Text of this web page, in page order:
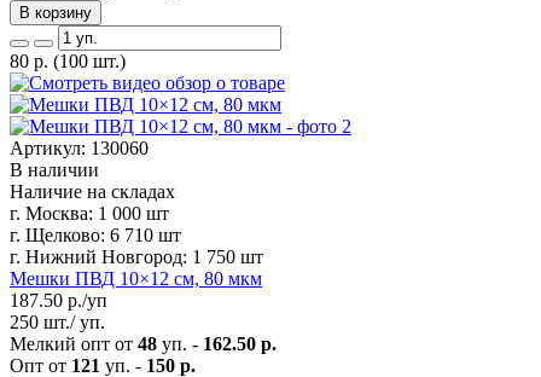
В корзину
80 р. (100 шт.)
Артикул: 130060
В наличии
Наличие на складах
г. Москва: 1 000 шт
г. Щелково: 6 710 шт
г. Нижний Новгород: 1 750 шт
Мешки ПВД 10×12 см, 80 мкм
187.50 р./уп
250 шт./ уп.
Мелкий опт от 48 уп. - 162.50 р.
Опт от 121 уп. - 150 р.